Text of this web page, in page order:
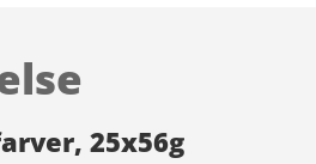
25x56g